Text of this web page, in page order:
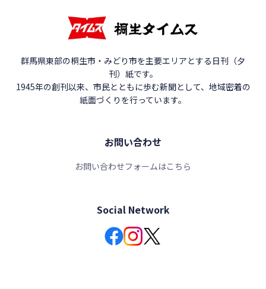
群馬県東部の桐生市・みどり市を主要エリアとする日刊（夕
刊）紙です。
1945年の創刊以来、市民とともに歩む新聞として、地域密着の
紙面づくりを行っています。
お問い合わせ
お問い合わせフォームはこちら
Social Network